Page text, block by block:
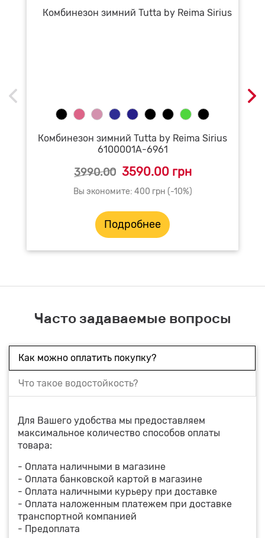
Комбинезон зимний Tutta by Reima Sirius
6100001A-6961
3990.00 3590.00 грн
Вы экономите: 400 грн (-10%)
Подробнее
Часто задаваемые вопросы
Как можно оплатить покупку?
Что такое водостойкость?
Для Вашего удобства мы предоставляем
максимальное количество способов оплаты
товара:
- Оплата наличными в магазине
- Оплата банковской картой в магазине
- Оплата наличными курьеру при доставке
- Оплата наложенным платежем при доставке
транспортной компанией
- Предоплата